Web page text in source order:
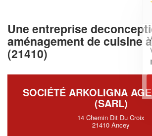
Une entreprise
aménagement de cuisine
(21410)
SOCIÉTÉ ARKOLIGNA
(SARL)
14 Chemin Dit Du Croix
21410 Ancey
Augmentez votre
vosmargestout en